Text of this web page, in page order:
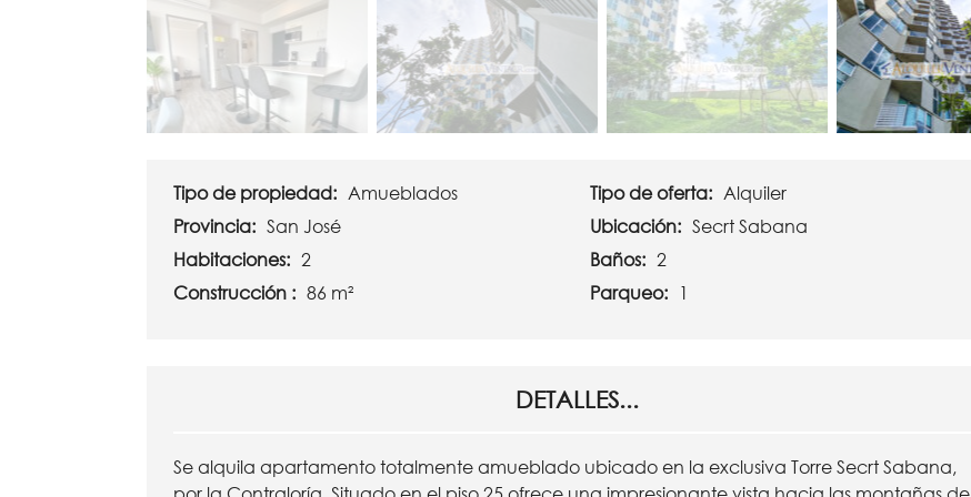
Tipo de propiedad: Amueblados Tipo de oferta: Alquiler
Provincia: San José Ubicación: Secrt Sabana
Habitaciones: 2 Baños: 2
Construcción : 86 m² Parqueo: 1
DETALLES...
Se alquila apartamento totalmente amueblado ubicado en la exclusiva Torre Secrt Sabana,